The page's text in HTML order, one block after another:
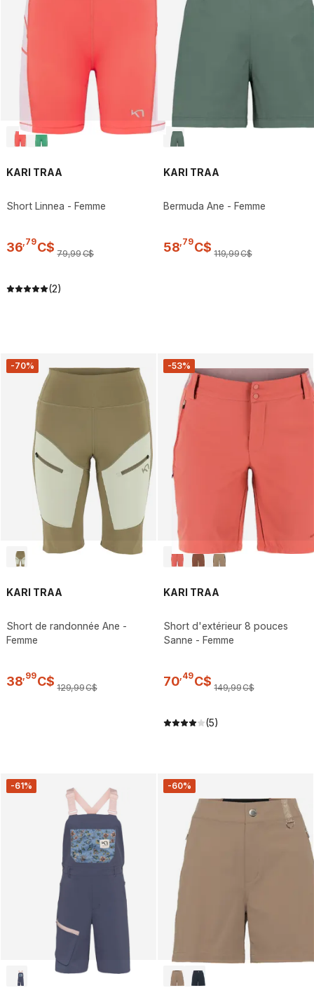
KARI TRAA
Short Linnea - Femme
36,79C$ 79,99C$
(2)
KARI TRAA
Bermuda Ane - Femme
58,79C$ 119,99C$
-70%
KARI TRAA
Short de randonnée Ane -
Femme
38 99C$ 129,99C$
-53%
KARI TRAA
Short d'extérieur 8 pouces
Sanne - Femme
70 49C$ 149,99C$
(5)
-61% -60%